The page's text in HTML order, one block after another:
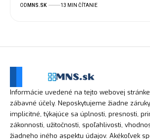
OD MNS.SK 13 MIN ČÍTANIE
Informácie uvedené na tejto webovej
zábavné účely. Neposkytujeme žiadne
implicitné, týkajúce sa úplnosti, presnosti,
zákonnosti, užitočnosti, spoľahlivosti,
žiadneho iného aspektu údajov. Akékoľvek